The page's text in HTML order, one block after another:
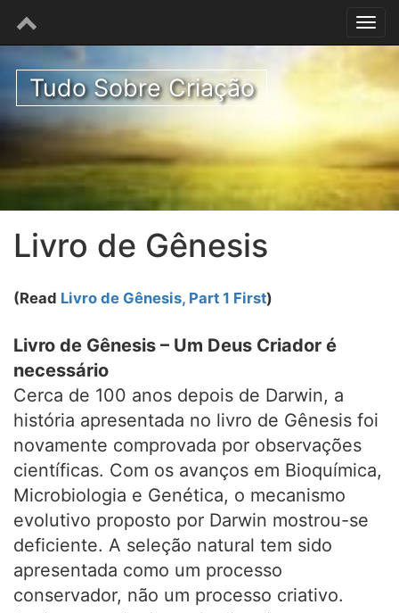
Tudo Sobre Criação
Livro de Gênesis
(Read Livro de Gênesis, Part 1 First)
Livro de Gênesis – Um Deus Criador é
necessário
Cerca de 100 anos depois de Darwin, a
história apresentada no livro de Gênesis foi
novamente comprovada por observações
científicas. Com os avanços em Bioquímica,
Microbiologia e Genética, o mecanismo
evolutivo proposto por Darwin mostrou-se
deficiente. A seleção natural tem sido
apresentada como um processo
conservador, não um processo criativo.